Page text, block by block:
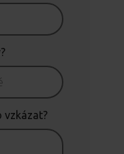
vzkázat?